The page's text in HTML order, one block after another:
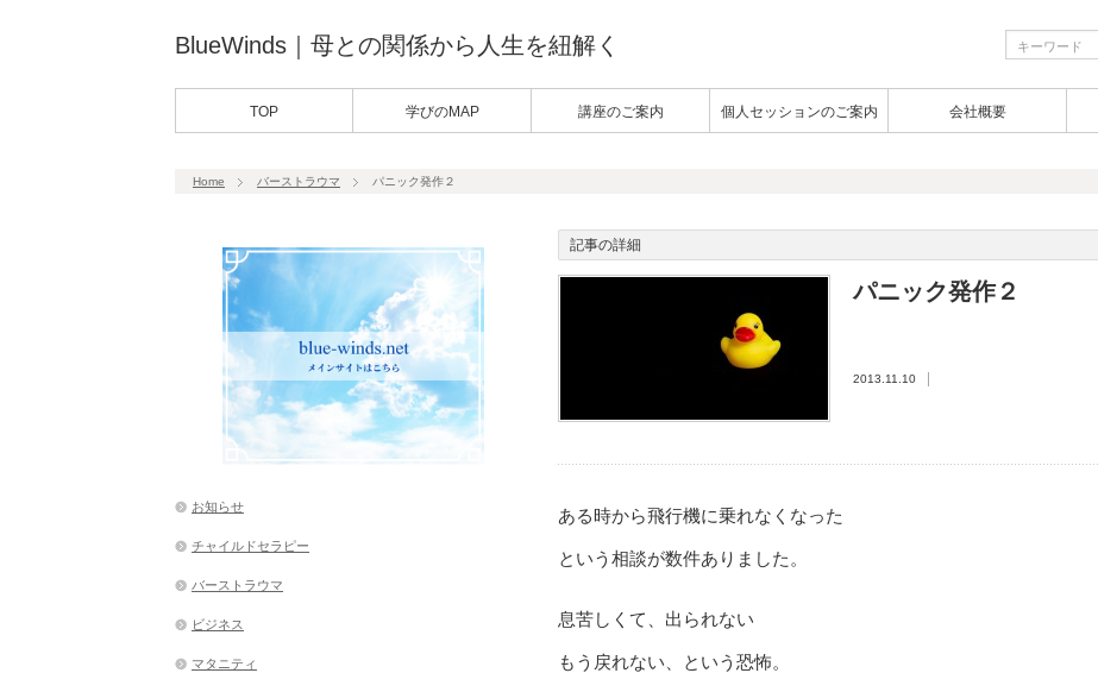
BlueWinds｜母との関係から人生を紐解く
TOP 学びのMAP 講座のご案内 個人セッションのご案内 会社概要
Home バーストラウマ パニック発作２
記事の詳細
パニック発作２
2013.11.10
ある時から飛行機に乗れなくなった
という相談が数件ありました。
息苦しくて、出られない
もう戻れない、という恐怖。
お知らせ
チャイルドセラピー
バーストラウマ
ビジネス
マタニティ